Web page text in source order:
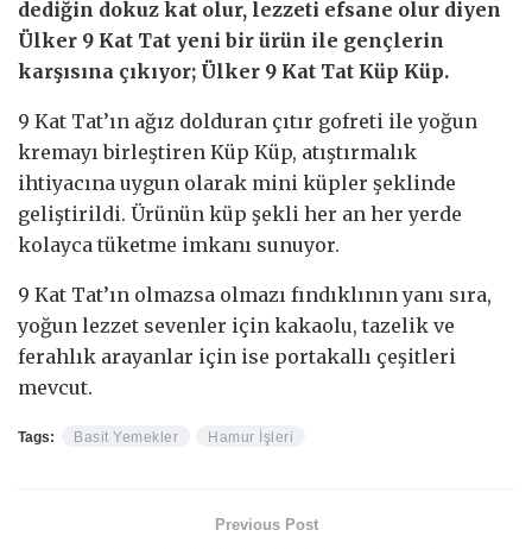
dediğin dokuz kat olur, lezzeti efsane olur diyen
Ülker 9 Kat Tat yeni bir ürün ile gençlerin
karşısına çıkıyor; Ülker 9 Kat Tat Küp Küp.
9 Kat Tat’ın ağız dolduran çıtır gofreti ile yoğun
kremayı birleştiren Küp Küp, atıştırmalık
ihtiyacına uygun olarak mini küpler şeklinde
geliştirildi. Ürünün küp şekli her an her yerde
kolayca tüketme imkanı sunuyor.
9 Kat Tat’ın olmazsa olmazı fındıklının yanı sıra,
yoğun lezzet sevenler için kakaolu, tazelik ve
ferahlık arayanlar için ise portakallı çeşitleri
mevcut.
Tags: Basit Yemekler Hamur İşleri
Previous Post